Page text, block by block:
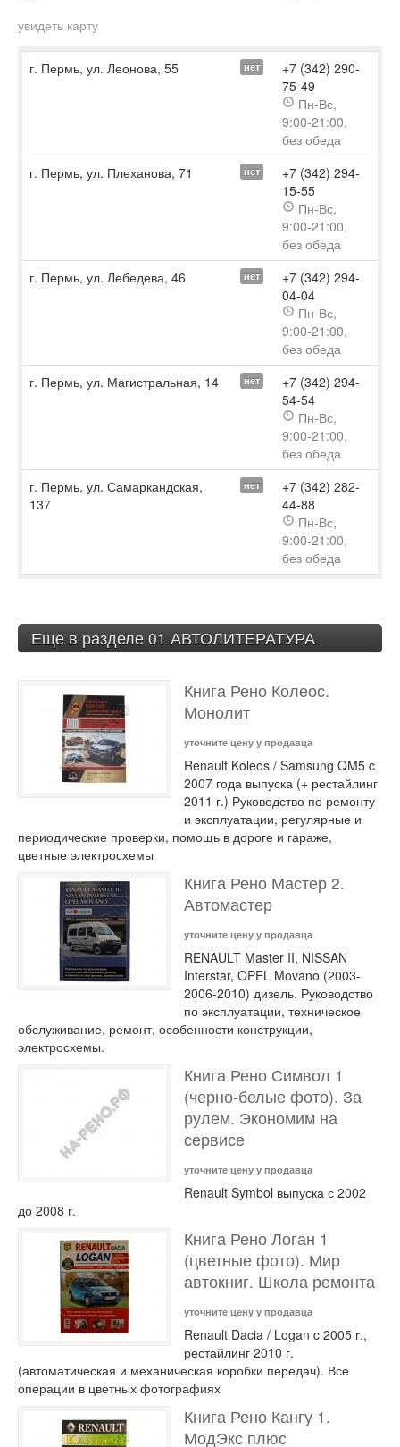
увидеть карту
г. Пермь, ул. Леонова, 55 нет
+7 (342) 290-
75-49
Пн-Вс,
9:00-21:00,
без обеда
г. Пермь, ул. Плеханова, 71
нет
+7 (342) 294-
15-55
Пн-Вс,
9:00-21:00,
без обеда
г. Пермь, ул. Лебедева, 46
нет
+7 (342) 294-
04-04
Пн-Вс,
9:00-21:00,
без обеда
г. Пермь, ул. Магистральная, 14
нет
+7 (342) 294-
54-54
Пн-Вс,
9:00-21:00,
без обеда
г. Пермь, ул. Самаркандская,
137
нет
+7 (342) 282-
44-88
Пн-Вс,
9:00-21:00,
без обеда
Еще в разделе 01 АВТОЛИТЕРАТУРА
Книга Рено Колеос.
Монолит
уточните цену у продавца
Renault Koleos / Samsung QM5 c
2007 года выпуска (+ рестайлинг
2011 г.) Руководство по ремонту
и эксплуатации, регулярные и
периодические проверки, помощь в дороге и гараже,
цветные электросхемы
Книга Рено Мастер 2.
Автомастер
уточните цену у продавца
RENAULT Master II, NISSAN
Interstar, OPEL Movano (2003-
2006-2010) дизель. Руководство
по эксплуатации, техническое
обслуживание, ремонт, особенности конструкции,
электросхемы.
Книга Рено Символ 1
(черно-белые фото). За
рулем. Экономим на
сервисе
уточните цену у продавца
Renault Symbol выпуска с 2002
до 2008 г.
Книга Рено Логан 1
(цветные фото). Мир
автокниг. Школа ремонта
уточните цену у продавца
Renault Dacia / Logan c 2005 г.,
рестайлинг 2010 г.
(автоматическая и механическая коробки передач). Все
операции в цветных фотографиях
Книга Рено Кангу 1.
МодЭкс плюс